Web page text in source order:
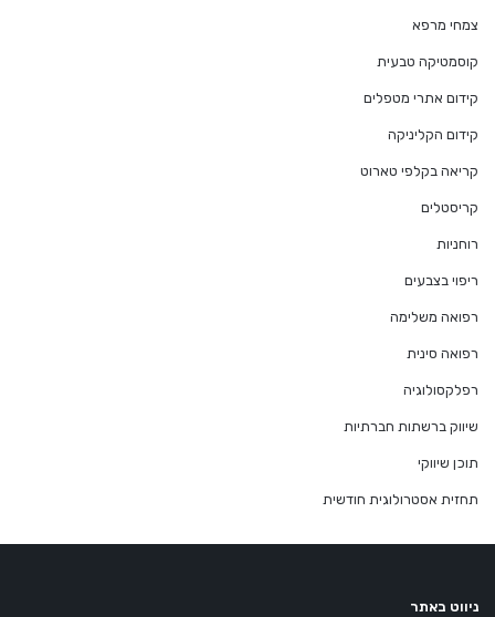
צמחי מרפא
קוסמטיקה טבעית
קידום אתרי מטפלים
קידום הקליניקה
קריאה בקלפי טארוט
קריסטלים
רוחניות
ריפוי בצבעים
רפואה משלימה
רפואה סינית
רפלקסולוגיה
שיווק ברשתות חברתיות
תוכן שיווקי
תחזית אסטרולוגית חודשית
ניווט באתר